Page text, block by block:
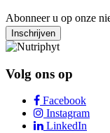
Abonneer u op onze
Inschrijven
Volg ons op
Facebook
Instagram
LinkedIn